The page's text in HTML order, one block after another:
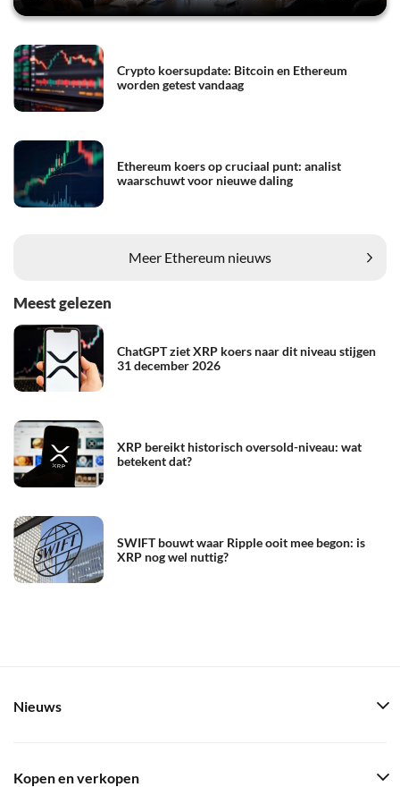
Crypto koersupdate: Bitcoin en Ethereum
worden getest vandaag
Ethereum koers op cruciaal punt: analist
waarschuwt voor nieuwe daling
Meer Ethereum nieuws
Meest gelezen
ChatGPT ziet XRP koers naar dit niveau stijgen
31 december 2026
XRP bereikt historisch oversold-niveau: wat
betekent dat?
SWIFT bouwt waar Ripple ooit mee begon: is
XRP nog wel nuttig?
Nieuws
Kopen en verkopen